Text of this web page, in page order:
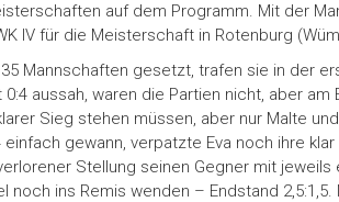
auf dem Programm. Mit der
IV für die Meisterschaft in Rotenburg
Mannschaften gesetzt, trafen sie in der
0:4 aussah, waren die Partien nicht, aber
Sieg stehen müssen, aber nur Malte
einfach gewann, verpatzte Eva noch ihre
Stellung seinen Gegner mit
noch ins Remis wenden – Endstand